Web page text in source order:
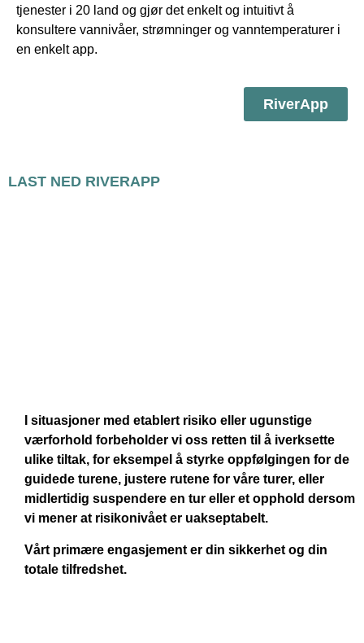
tjenester i 20 land og gjør det enkelt og intuitivt å
konsultere vannivåer, strømninger og vanntemperaturer i
en enkelt app.
RiverApp
LAST NED RIVERAPP
I situasjoner med etablert risiko eller ugunstige
værforhold forbeholder vi oss retten til å iverksette
ulike tiltak, for eksempel å styrke oppfølgingen for de
guidede turene, justere rutene for våre turer, eller
midlertidig suspendere en tur eller et opphold dersom
vi mener at risikonivået er uakseptabelt.
Vårt primære engasjement er din sikkerhet og din
totale tilfredshet.